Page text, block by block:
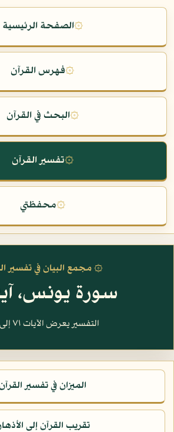
۞الصفحة الرئيسية
۞فهرس القرآن
۞البحث في القرآن
۞تفسير القرآن
۞محفظتي
۞ مجمع البيان في تفسير
سورة يونس، آية
التفسير يعرض الآيات ٧١ إلى ٧٣
الميزان في تفسير
تقريب القرآن إلى